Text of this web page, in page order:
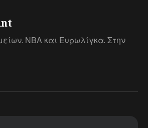
ΝΒΑ και Ευρωλίγκα. Στην